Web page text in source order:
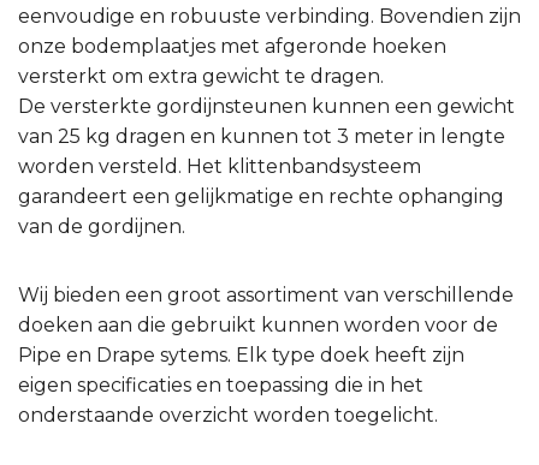
eenvoudige en robuuste verbinding. Bovendien zijn
onze bodemplaatjes met afgeronde hoeken
versterkt om extra gewicht te dragen.
De versterkte gordijnsteunen kunnen een gewicht
van 25 kg dragen en kunnen tot 3 meter in lengte
worden versteld. Het klittenbandsysteem
garandeert een gelijkmatige en rechte ophanging
van de gordijnen.
Wij bieden een groot assortiment van verschillende
doeken aan die gebruikt kunnen worden voor de
Pipe en Drape sytems. Elk type doek heeft zijn
eigen specificaties en toepassing die in het
onderstaande overzicht worden toegelicht.